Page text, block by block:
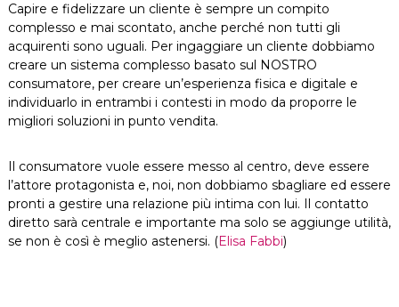
Capire e fidelizzare un cliente è sempre un compito
complesso e mai scontato, anche perché non tutti gli
acquirenti sono uguali. Per ingaggiare un cliente dobbiamo
creare un sistema complesso basato sul NOSTRO
consumatore, per creare un’esperienza fisica e digitale e
individuarlo in entrambi i contesti in modo da proporre le
migliori soluzioni in punto vendita.
Il consumatore vuole essere messo al centro, deve essere
l’attore protagonista e, noi, non dobbiamo sbagliare ed essere
pronti a gestire una relazione più intima con lui. Il contatto
diretto sarà centrale e importante ma solo se aggiunge utilità,
se non è così è meglio astenersi. (Elisa Fabbi)